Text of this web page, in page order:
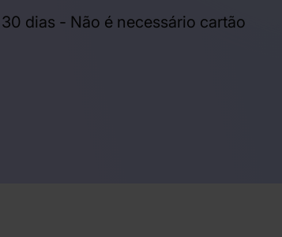
dias - Não é necessário cartão